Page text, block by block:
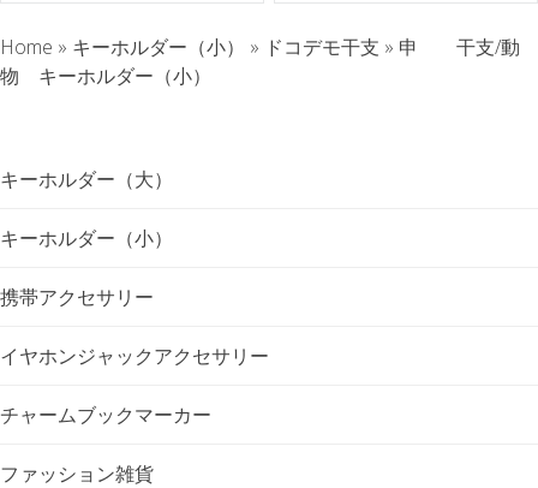
ト
ナ
ゲ
ー
シ
ョ
ン
Home » キーホルダー（小） » ドコデモ干支 » 申 干支/動
物 キーホルダー（小）
キーホルダー（大）
キーホルダー（小）
携帯アクセサリー
イヤホンジャックアクセサリー
チャームブックマーカー
ファッション雑貨